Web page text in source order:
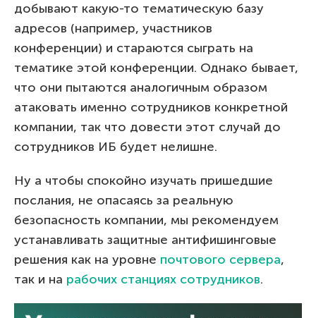
добывают какую-то тематическую базу
адресов (например, участников
конференции) и стараются сыграть на
тематике этой конференции. Однако бывает,
что они пытаются аналогичным образом
атаковать именно сотрудников конкретной
компании, так что довести этот случай до
сотрудников ИБ будет нелишне.
Ну а чтобы спокойно изучать пришедшие
послания, не опасаясь за реальную
безопасность компании, мы рекомендуем
устанавливать защитные антифишинговые
решения как на уровне почтового сервера,
так и на рабочих станциях сотрудников.